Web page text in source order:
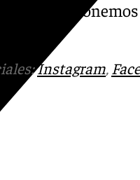
Instagram,